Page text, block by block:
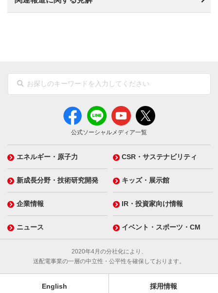
公式ソーシャルメディア一覧
エネルギー・原子力 CSR・サステナビリティ
新成長分野・技術研究開発 キッズ・展示館
企業情報 IR・投資家向け情報
ニュース イベント・スポーツ・CM
2020年4月の分社化により、
送配電事業の一層の中立性・公平性を確保しております。
English 採用情報